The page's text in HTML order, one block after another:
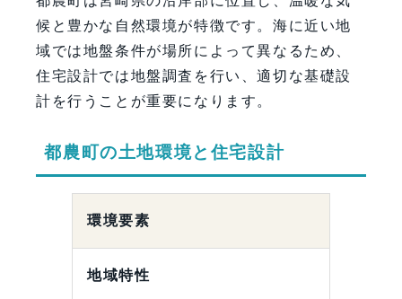
候と豊かな自然環境が特徴です。海に近い地
域では地盤条件が場所によって異なるため、
住宅設計では地盤調査を行い、適切な基礎設
計を行うことが重要になります。
都農町の土地環境と住宅設計
環境要素
地域特性